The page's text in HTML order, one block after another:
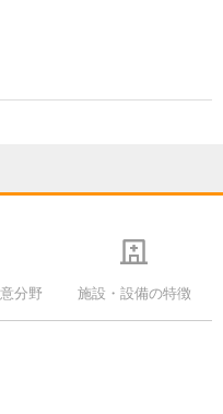
分野 施設・設備の特徴